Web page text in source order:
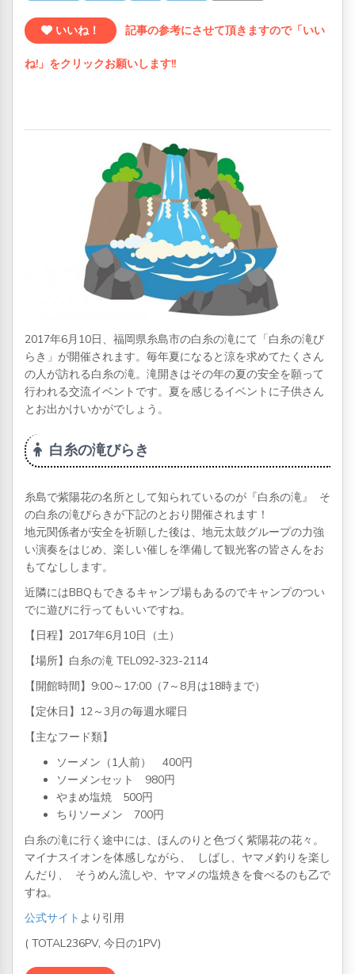
いいね！ 記事の参考にさせて頂きますので「いい
ね!」をクリックお願いします!!
2017年6月10日、福岡県糸島市の白糸の滝にて「白糸の滝び
らき」が開催されます。毎年夏になると涼を求めてたくさん
の人が訪れる白糸の滝。滝開きはその年の夏の安全を願って
行われる交流イベントです。夏を感じるイベントに子供さん
とお出かけいかがでしょう。
白糸の滝びらき
糸島で紫陽花の名所として知られているのが『白糸の滝』 そ
の白糸の滝びらきが下記のとおり開催されます！
地元関係者が安全を祈願した後は、地元太鼓グループの力強
い演奏をはじめ、楽しい催しを準備して観光客の皆さんをお
もてなしします。
近隣にはBBQもできるキャンプ場もあるのでキャンプのつい
でに遊びに行ってもいいですね。
【日程】2017年6月10日（土）
【場所】白糸の滝 TEL092-323-2114
【開館時間】9:00～17:00（7～8月は18時まで）
【定休日】12～3月の毎週水曜日
【主なフード類】
ソーメン（1人前） 400円
ソーメンセット 980円
やまめ塩焼 500円
ちりソーメン 700円
白糸の滝に行く途中には、ほんのりと色づく紫陽花の花々。
マイナスイオンを体感しながら、 しばし、ヤマメ釣りを楽し
んだり、 そうめん流しや、ヤマメの塩焼きを食べるのも乙で
すね。
公式サイト より引用
( TOTAL236PV, 今日の1PV)